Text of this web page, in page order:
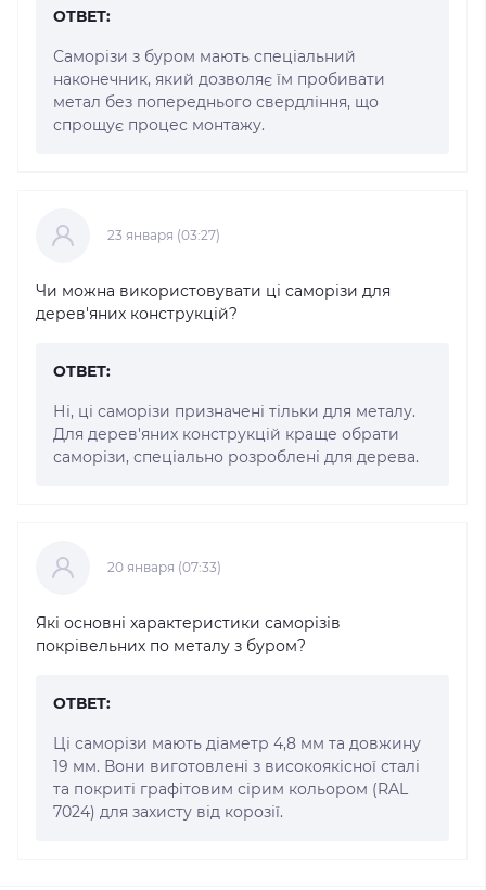
ОТВЕТ:
Саморізи з буром мають спеціальний
наконечник, який дозволяє їм пробивати
метал без попереднього свердління, що
спрощує процес монтажу.
23 января (03:27)
Чи можна використовувати ці саморізи для
дерев'яних конструкцій?
ОТВЕТ:
Ні, ці саморізи призначені тільки для металу.
Для дерев'яних конструкцій краще обрати
саморізи, спеціально розроблені для дерева.
20 января (07:33)
Які основні характеристики саморізів
покрівельних по металу з буром?
ОТВЕТ:
Ці саморізи мають діаметр 4,8 мм та довжину
19 мм. Вони виготовлені з високоякісної сталі
та покриті графітовим сірим кольором (RAL
7024) для захисту від корозії.